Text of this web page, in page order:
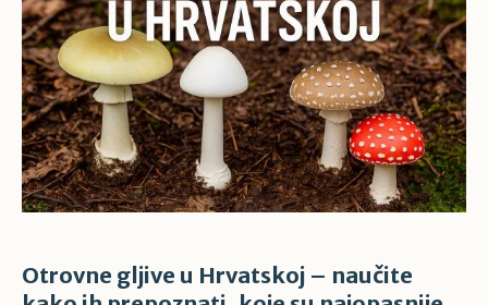
Otrovne gljive u Hrvatskoj – naučite